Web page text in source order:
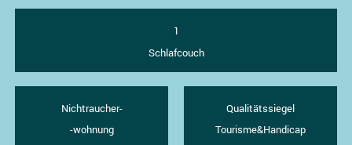
1
Schlafcouch
Nichtraucher-
-wohnung
Qualitätssiegel
Tourisme&Handicap